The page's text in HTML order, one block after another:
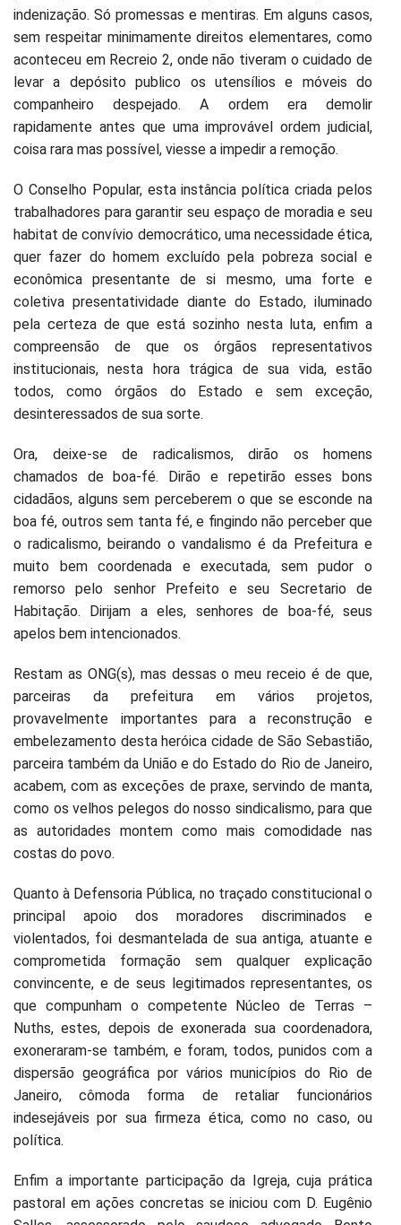
indenização. Só promessas e mentiras. Em alguns casos,
sem respeitar minimamente direitos elementares, como
aconteceu em Recreio 2, onde não tiveram o cuidado de
levar a depósito publico os utensílios e móveis do
companheiro despejado. A ordem era demolir
rapidamente antes que uma improvável ordem judicial,
coisa rara mas possível, viesse a impedir a remoção.
O Conselho Popular, esta instância política criada pelos
trabalhadores para garantir seu espaço de moradia e seu
habitat de convívio democrático, uma necessidade ética,
quer fazer do homem excluído pela pobreza social e
econômica presentante de si mesmo, uma forte e
coletiva presentatividade diante do Estado, iluminado
pela certeza de que está sozinho nesta luta, enfim a
compreensão de que os órgãos representativos
institucionais, nesta hora trágica de sua vida, estão
todos, como órgãos do Estado e sem exceção,
desinteressados de sua sorte.
Ora, deixe-se de radicalismos, dirão os homens
chamados de boa-fé. Dirão e repetirão esses bons
cidadãos, alguns sem perceberem o que se esconde na
boa fé, outros sem tanta fé, e fingindo não perceber que
o radicalismo, beirando o vandalismo é da Prefeitura e
muito bem coordenada e executada, sem pudor o
remorso pelo senhor Prefeito e seu Secretario de
Habitação. Dirijam a eles, senhores de boa-fé, seus
apelos bem intencionados.
Restam as ONG(s), mas dessas o meu receio é de que,
parceiras da prefeitura em vários projetos,
provavelmente importantes para a reconstrução e
embelezamento desta heróica cidade de São Sebastião,
parceira também da União e do Estado do Rio de Janeiro,
acabem, com as exceções de praxe, servindo de manta,
como os velhos pelegos do nosso sindicalismo, para que
as autoridades montem como mais comodidade nas
costas do povo.
Quanto à Defensoria Pública, no traçado constitucional o
principal apoio dos moradores discriminados e
violentados, foi desmantelada de sua antiga, atuante e
comprometida formação sem qualquer explicação
convincente, e de seus legitimados representantes, os
que compunham o competente Núcleo de Terras –
Nuths, estes, depois de exonerada sua coordenadora,
exoneraram-se também, e foram, todos, punidos com a
dispersão geográfica por vários municípios do Rio de
Janeiro, cômoda forma de retaliar funcionários
indesejáveis por sua firmeza ética, como no caso, ou
política.
Enfim a importante participação da Igreja, cuja prática
pastoral em ações concretas se iniciou com D. Eugênio